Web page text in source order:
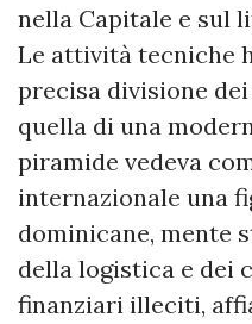
nella Capitale e sul
Le attività tecniche
precisa divisione
quella di una
piramide vedeva
internazionale una
dominicane, mente
della logistica e dei
finanziari illeciti,